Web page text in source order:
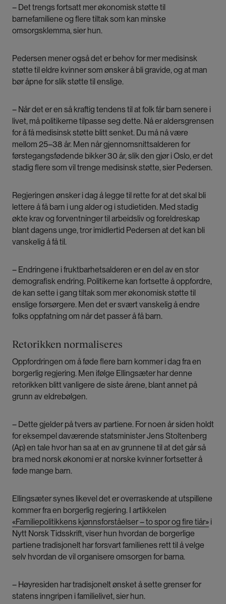
– Det trengs fortsatt mer økonomisk støtte til
barnefamiliene og flere tiltak som kan minske
omsorgsklemma, sier hun.
Pedersen mener også det er behov for mer medisinsk
støtte til eldre kvinner som ønsker å bli gravide, og at man
bør åpne for slik støtte til enslige.
– Når det er en så kraftig tendens til at folk får barn senere i
livet, må politikerne tilpasse seg dette. Nå er aldersgrensen
for å få medisinsk støtte blitt senket. Du må nå være
mellom 25–38 år. Men når gjennomsnittsalderen for
førstegangsfødende bikker 30 år, slik den gjør i Oslo, er det
stadig flere som vil trenge medisinsk støtte, sier Pedersen.
Regjeringen ønsker i dag å legge til rette for at det skal bli
lettere å få barn i ung alder og i studietiden. Med stadig
økte krav og forventninger til arbeidsliv og foreldreskap
blant dagens unge, tror imidlertid Pedersen at det kan bli
vanskelig å få til.
– Endringene i fruktbarhetsalderen er en del av en stor
demografisk endring. Politikerne kan fortsette å oppfordre,
de kan sette i gang tiltak som mer økonomisk støtte til
enslige forsørgere. Men det er svært vanskelig å endre
folks oppfatning om når det passer å få barn.
Retorikken normaliseres
Oppfordringen om å føde flere barn kommer i dag fra en
borgerlig regjering. Men ifølge Ellingsæter har denne
retorikken blitt vanligere de siste årene, blant annet på
grunn av eldrebølgen.
– Dette gjelder på tvers av partiene. For noen år siden holdt
for eksempel daværende statsminister Jens Stoltenberg
(Ap) en tale hvor han sa at en av grunnene til at det går så
bra med norsk økonomi er at norske kvinner fortsetter å
føde mange barn.
Ellingsæter synes likevel det er overraskende at utspillene
kommer fra en borgerlig regjering. I artikkelen
«Familiepolitikkens kjønnsforståelser – to spor og fire tiår» i
Nytt Norsk Tidsskrift, viser hun hvordan de borgerlige
partiene tradisjonelt har forsvart familienes rett til å velge
selv hvordan de vil organisere omsorgen for barna.
– Høyresiden har tradisjonelt ønsket å sette grenser for
statens inngripen i familielivet, sier hun.